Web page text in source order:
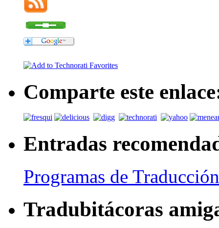
Comparte este
Entradas
Programas de
Tradubitácoras